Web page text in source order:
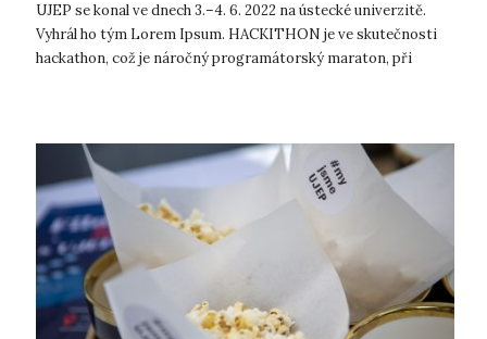
UJEP se konal ve dnech 3.–4. 6. 2022 na ústecké univerzitě.
Vyhrál ho tým Lorem Ipsum. HACKITHON je ve skutečnosti
hackathon, což je náročný programátorský maraton, při